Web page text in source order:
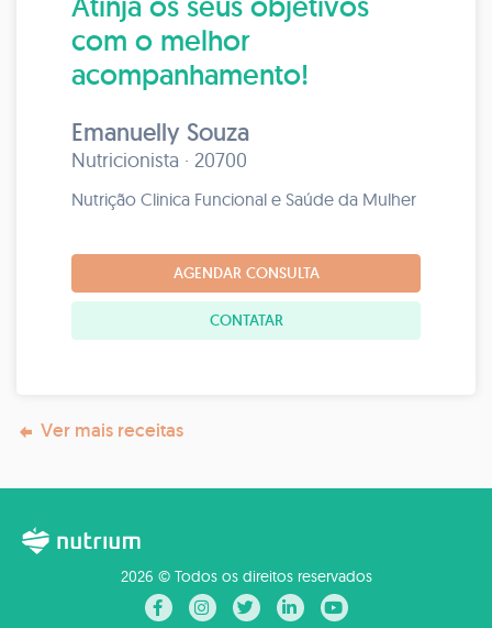
com o melhor
acompanhamento!
Emanuelly Souza
Nutricionista · 20700
Nutrição Clinica Funcional e Saúde da Mulher
AGENDAR CONSULTA
CONTATAR
Ver mais receitas
2026 © Todos os direitos reservados